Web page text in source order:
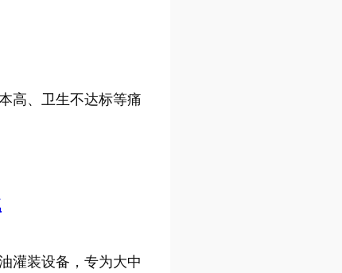
高、卫生不达标等痛
灌装设备，专为大中